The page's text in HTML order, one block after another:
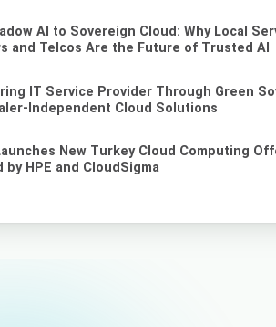
AI to Sovereign Cloud: Why Local
and Telcos Are the Future of Trusted AI
IT Service Provider Through Green
Independent Cloud Solutions
New Turkey Cloud Computing
by HPE and CloudSigma